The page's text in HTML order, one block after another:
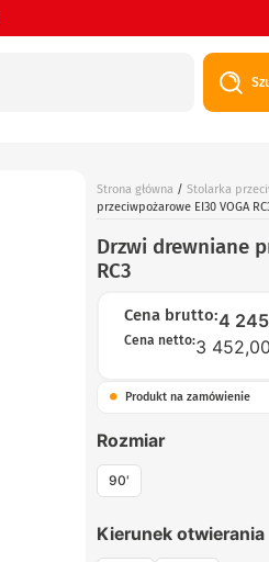
Strona główna/ Stolarka
przeciwpożarowe EI30 VOGA
Drzwi drewniane
RC3
Cena brutto:4
Cena netto:3
Produkt na zamówienie
Rozmiar
90'
Kierunek otwierania